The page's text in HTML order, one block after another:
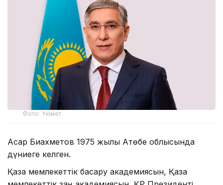
Фото: Үкімет
Асқар Биахметов 1975 жылы Ақтөбе облысында
дүниеге келген.
Қазақ мемлекеттік басқару академиясын, Қазақ